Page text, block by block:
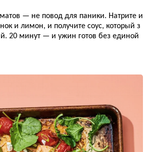
— не повод для паники. Натрите и
и лимон, и получите соус, который з
20 минут — и ужин готов без единой